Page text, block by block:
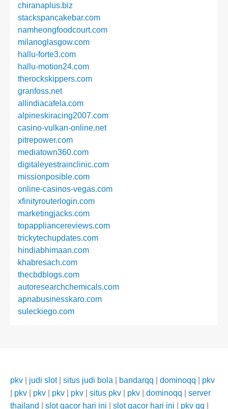
chiranaplus.biz
stackspancakebar.com
namheongfoodcourt.com
milanoglasgow.com
hallu-forte3.com
hallu-motion24.com
therockskippers.com
granfoss.net
allindiacafela.com
alpineskiracing2007.com
casino-vulkan-online.net
pitrepower.com
mediatown360.com
digitaleyestrainclinic.com
missionposible.com
online-casinos-vegas.com
xfinityrouterlogin.com
marketingjacks.com
topappliancereviews.com
trickytechupdates.com
hindiabhimaan.com
khabresach.com
thecbdblogs.com
autoresearchchemicals.com
apnabusinesskaro.com
suleckiego.com
pkv judi slot| situs judi bola bandarqq dominoqq
pkv
pkv pkv pkv pkv situs pkv pkv dominoqq
server
thailand
slot gacor hari ini slot gacor hari ini pkv qq